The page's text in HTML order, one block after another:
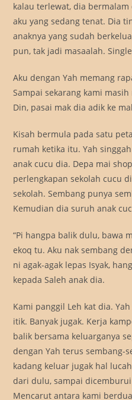
kalau terlewat, dia
aku yang sedang tenat. Dia
anaknya yang sudah
pun, tak jadi masaalah.
Aku dengan Yah memang
Sampai sekarang kami
Din, pasai mak dia adik ke
Kisah bermula pada satu
rumah ketika itu. Yah
anak cucu dia. Depa mai
perlengkapan sekolah cucu
sekolah. Sembang punya
Kemudian dia suruh anak
“Pi hangpa balik dulu, bawa
ekoq tu. Aku nak sembang
ni agak-agak lepas Isyak,
kepada Saleh anak dia.
Kami panggil Leh kat dia.
itik. Banyak jugak. Kerja
balik bersama keluarganya
dengan Yah terus sembang-
kadang keluar jugak hal
dari dulu, sampai
Mencarut antara kami